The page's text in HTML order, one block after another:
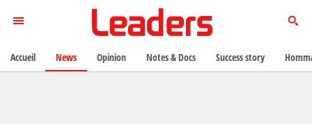
Accueil News Opinion Notes & Docs Success story